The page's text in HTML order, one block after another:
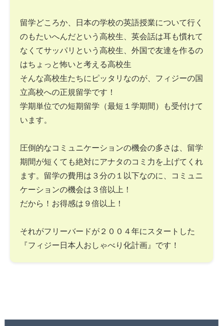
留学どころか、日本の学校の英語授業について行く
のもたいへんだという高校生、英会話は耳も慣れて
なくてサッパリという高校生、外国で友達を作るの
はちょっと怖いと考える高校生
そんな高校生たちにピッタリなのが、フィジーの国
立高校への正規留学です！
学期単位での短期留学（最短１学期間）も受付けて
います。
圧倒的なコミュニケーションの機会の多さは、留学
期間が短くても絶対にアナタのコミ力を上げてくれ
ます。留学の費用は３分の１以下なのに、コミュニ
ケーションの機会は３倍以上！
だから！お得感は９倍以上！
それがフリーバードが２００４年にスタートした
『フィジー日本人おしゃべり化計画』です！